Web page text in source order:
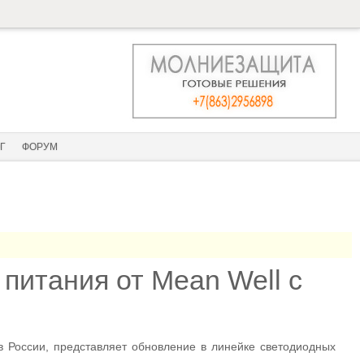
ФОРУМ
от Mean Well с
представляет обновление в линейке светодиодных